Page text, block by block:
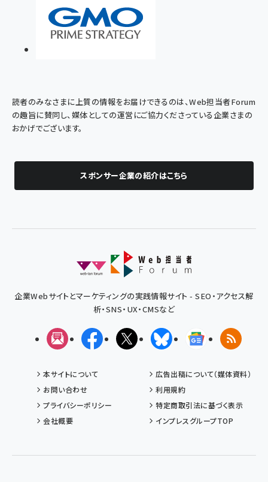
読者のみなさまに上質の情報をお届けできるのは、Web担当者Forum
の趣旨に賛同し、媒体としての運営にご協力くださっている企業さまの
おかげでございます。
スポンサー企業の紹介はこちら
企業Webサイトとマーケティングの実践情報サイト - SEO・アクセス解
析・SNS・UX・CMSなど
メルマガFacebookX(エックス)BlueskyGoogleニュ
RSS
本サイトについて
広告出稿について（媒体資料）
お問い合わせ
利用規約
プライバシーポリシー
特定商取引法に基づく表示
会社概要
インプレスグループTOP